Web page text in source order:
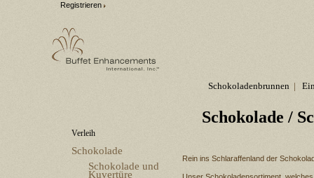
Registrieren
Verleih
Schokolade
Schokolade und
Kuvertüre
Schokoladenbrunnen |
Schokolade /
Rein ins Schlaraffenland der